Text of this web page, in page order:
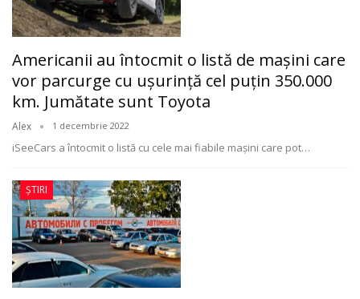
Americanii au întocmit o listă de mașini care
vor parcurge cu ușurință cel puţin 350.000
km. Jumătate sunt Toyota
Alex 1 decembrie 2022
iSeeCars a întocmit o listă cu cele mai fiabile mașini care pot…
ȘTIRI